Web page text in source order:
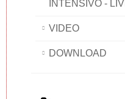
INTENSIVO -
VIDEO
DOWNLOAD